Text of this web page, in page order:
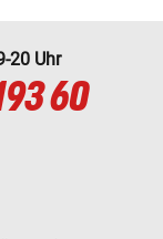
20 Uhr
60